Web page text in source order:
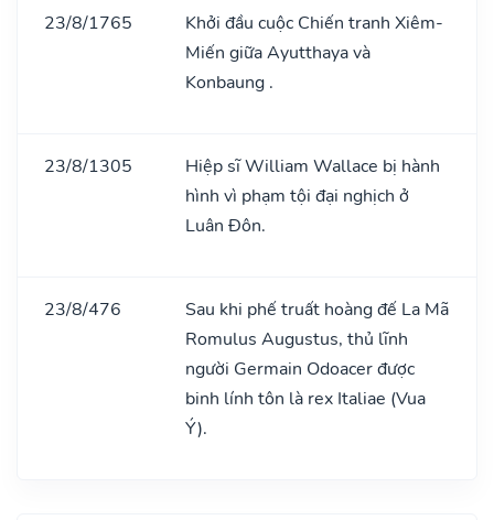
23/8/1765
Khởi đầu cuộc Chiến tranh Xiêm-
Miến giữa Ayutthaya và
Konbaung .
23/8/1305
Hiệp sĩ William Wallace bị hành
hình vì phạm tội đại nghịch ở
Luân Đôn.
23/8/476
Sau khi phế truất hoàng đế La Mã
Romulus Augustus, thủ lĩnh
người Germain Odoacer được
binh lính tôn là rex Italiae (Vua
Ý).